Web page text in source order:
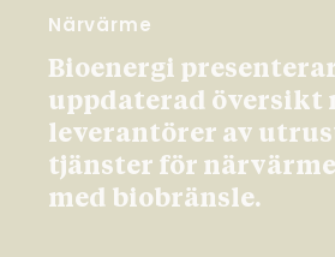
Närvärme
Bioenergi
uppdaterad översikt
leverantörer av
tjänster för
med biobränsle.